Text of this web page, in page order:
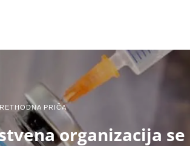
PRIČA
organizacija se